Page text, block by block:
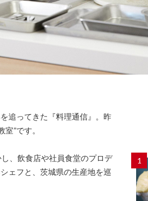
追ってきた『料理通信』。昨
”です。
、飲食店や社員食堂のプロデ
ェフと、茨城県の生産地を巡
1